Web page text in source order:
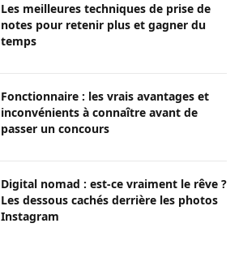
Les meilleures techniques de prise de
notes pour retenir plus et gagner du
temps
Fonctionnaire : les vrais avantages et
inconvénients à connaître avant de
passer un concours
Digital nomad : est-ce vraiment le rêve ?
Les dessous cachés derrière les photos
Instagram